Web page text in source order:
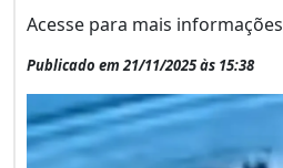
Acesse para mais informações
Publicado em 21/11/2025 às 15:38